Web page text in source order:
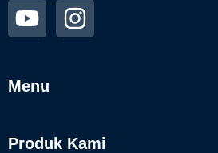
Menu
Produk Kami